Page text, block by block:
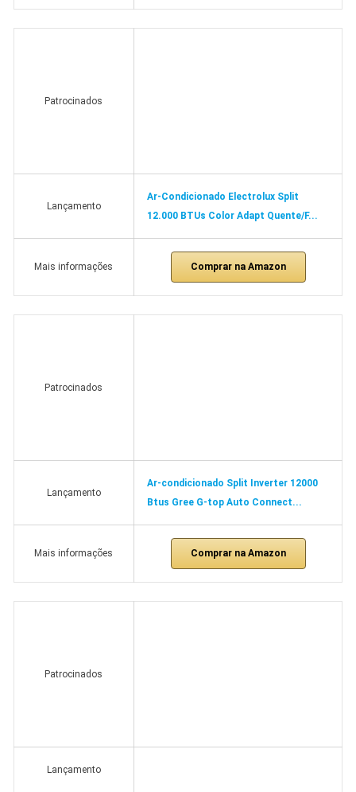
Patrocinados
Lançamento
Ar-Condicionado Electrolux Split
12.000 BTUs Color Adapt Quente/F...
Mais informações Comprar na Amazon
Patrocinados
Lançamento
Ar-condicionado Split Inverter 12000
Btus Gree G-top Auto Connect...
Mais informações Comprar na Amazon
Patrocinados
Lançamento